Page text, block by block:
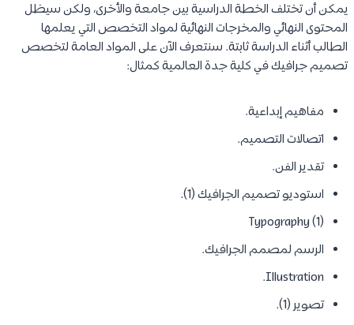
يمكن أن تختلف الخطة الدراسية بين جامعة والأخرى، ولكن سيظل
المحتوى النهائي والمخرجات النهائية لمواد التخصص التي يعلمها
الطالب أثناء الدراسة ثابتة. سنتعرف الآن على المواد العامة لتخصص
تصميم جرافيك في كلية جدة العالمية كمثال:
مفاهيم إبداعية.
اتصالات التصميم.
تقدير الفن.
استوديو تصميم الجرافيك (1).
Typography (1)
الرسم لمصمم الجرافيك.
Illustration.
تصوير (1).